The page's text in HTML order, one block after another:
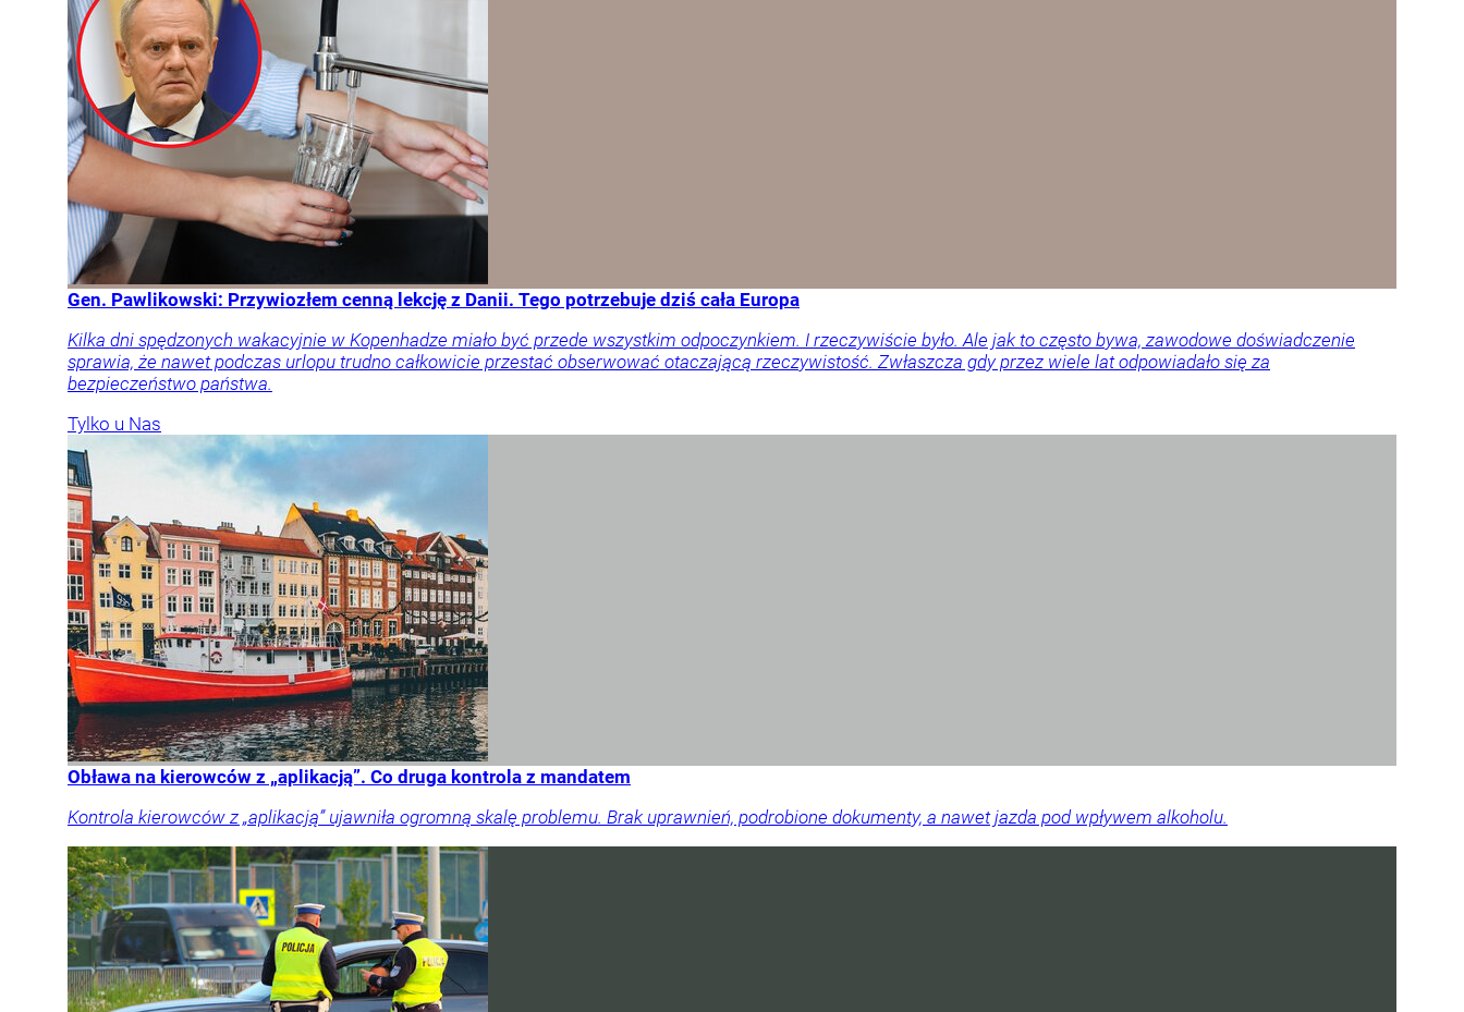
Gen. Pawlikowski: Przywiozłem cenną lekcję z Danii. Tego potrzebuje dziś cała Europa
Kilka dni spędzonych wakacyjnie w Kopenhadze miało być przede wszystkim odpoczynkiem. I rzeczywiście było. Ale jak to często bywa, zawodowe doświadczenie
sprawia, że nawet podczas urlopu trudno całkowicie przestać obserwować otaczającą rzeczywistość. Zwłaszcza gdy przez wiele lat odpowiadało się za
bezpieczeństwo państwa.
Tylko u Nas
Obława na kierowców z „aplikacją”. Co druga kontrola z mandatem
Kontrola kierowców z „aplikacją” ujawniła ogromną skalę problemu. Brak uprawnień, podrobione dokumenty, a nawet jazda pod wpływem alkoholu.